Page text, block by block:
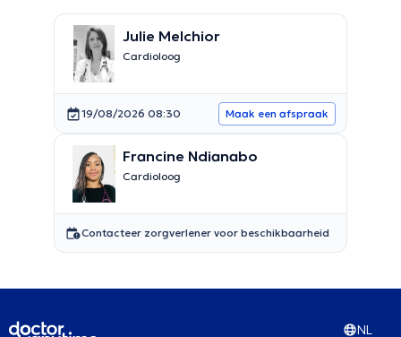
Julie Melchior
Cardioloog
19/08/2026 08:30 Maak een afspraak
Francine Ndianabo
Cardioloog
Contacteer zorgverlener voor beschikbaarheid
NL